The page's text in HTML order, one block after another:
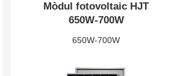
580W-600W
Mòdul fotovoltaic HJT
650W-700W
650W-700W